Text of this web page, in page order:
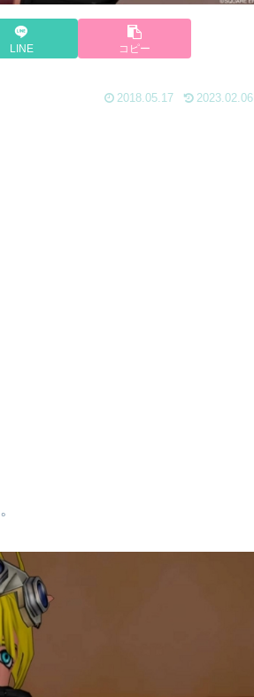
LINE コピー
2018.05.17 2023.02.06